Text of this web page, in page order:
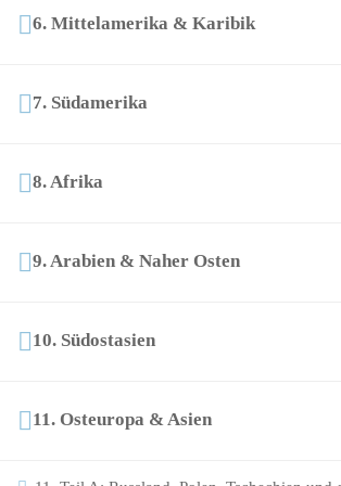
6. Mittelamerika & Karibik
7. Südamerika
8. Afrika
9. Arabien & Naher Osten
10. Südostasien
11. Osteuropa & Asien